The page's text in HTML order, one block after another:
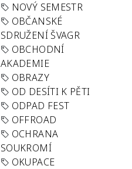
NOVÝ SEMESTR
OBČANSKÉ
SDRUŽENÍ ŠVAGR
OBCHODNÍ
AKADEMIE
OBRAZY
OD DESÍTI K PĚTI
ODPAD FEST
OFFROAD
OCHRANA
SOUKROMÍ
OKUPACE